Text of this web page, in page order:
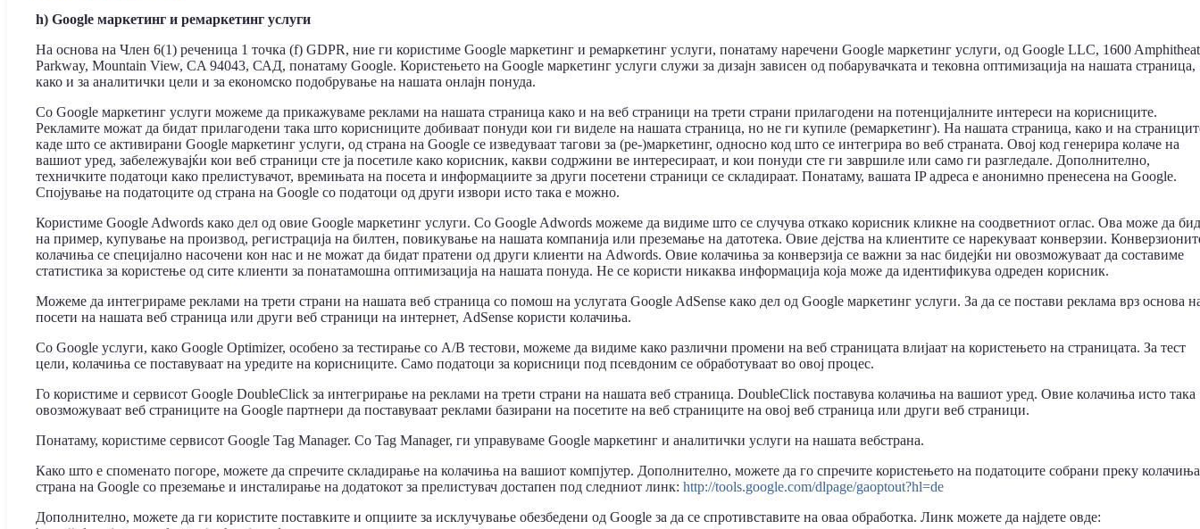
h) Google маркетинг и ремаркетинг услуги
На основа на Член 6(1) реченица 1 точка (f) GDPR, ние ги користиме Google маркетинг и ремаркетинг услуги, понатаму наречени Google маркетинг услуги, од Google LLC, 1600
Parkway, Mountain View, CA 94043, САД, понатаму Google. Користењето на Google маркетинг услуги служи за дизајн зависен од побарувачката и тековна оптимизација на нашата страница,
како и за аналитички цели и за економско подобрување на нашата онлајн понуда.
Со Google маркетинг услуги можеме да прикажуваме реклами на нашата страница како и на веб страници на трети страни прилагодени на потенцијалните интереси на корисниците.
Рекламите можат да бидат прилагодени така што корисниците добиваат понуди кои ги виделе на нашата страница, но не ги купиле (ремаркетинг). На нашата страница, како и на
каде што се активирани Google маркетинг услуги, од страна на Google се изведуваат тагови за (ре-)маркетинг, односно код што се интегрира во веб страната. Овој код генерира колаче на
вашиот уред, забележувајќи кои веб страници сте ја посетиле како корисник, какви содржини ве интересираат, и кои понуди сте ги завршиле или само ги разгледале. Дополнително,
техничките податоци како прелистувачот, времињата на посета и информациите за други посетени страници се складираат. Понатаму, вашата IP адреса е анонимно пренесена на Google.
Спојување на податоците од страна на Google со податоци од други извори исто така е можно.
Користиме Google Adwords како дел од овие Google маркетинг услуги. Со Google Adwords можеме да видиме што се случува откако корисник кликне на соодветниот оглас. Ова може да
на пример, купување на производ, регистрација на билтен, повикување на нашата компанија или преземање на датотека. Овие дејства на клиентите се нарекуваат конверзии.
колачиња се специјално насочени кон нас и не можат да бидат пратени од други клиенти на Adwords. Овие колачиња за конверзија се важни за нас бидејќи ни овозможуваат да составиме
статистика за користење од сите клиенти за понатамошна оптимизација на нашата понуда. Не се користи никаква информација која може да идентификува одреден корисник.
Можеме да интегрираме реклами на трети страни на нашата веб страница со помош на услугата Google AdSense како дел од Google маркетинг услуги. За да се постави реклама врз основа
посети на нашата веб страница или други веб страници на интернет, AdSense користи колачиња.
Со Google услуги, како Google Optimizer, особено за тестирање со A/B тестови, можеме да видиме како различни промени на веб страницата влијаат на користењето на страницата. За тест
цели, колачиња се поставуваат на уредите на корисниците. Само податоци за корисници под псевдоним се обработуваат во овој процес.
Го користиме и сервисот Google DoubleClick за интегрирање на реклами на трети страни на нашата веб страница. DoubleClick поставува колачиња на вашиот уред. Овие колачиња исто така
овозможуваат веб страниците на Google партнери да поставуваат реклами базирани на посетите на веб страниците на овој веб страница или други веб страници.
Понатаму, користиме сервисот Google Tag Manager. Со Tag Manager, ги управуваме Google маркетинг и аналитички услуги на нашата вебстрана.
Како што е споменато погоре, можете да спречите складирање на колачиња на вашиот компјутер. Дополнително, можете да го спречите користењето на податоците собрани преку
страна на Google со преземање и инсталирање на додатокот за прелистувач достапен под следниот линк: http://tools.google.com/dlpage/gaoptout?hl=de
Дополнително, можете да ги користите поставките и опциите за исклучување обезбедени од Google за да се спротивставите на оваа обработка. Линк можете да најдете овде: